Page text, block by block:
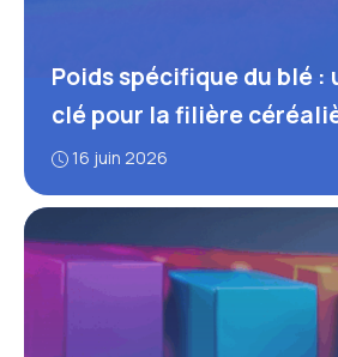
Poids spécifique du blé :
clé pour la filière
16 juin 2026